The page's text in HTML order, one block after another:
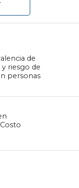
de
riesgo de
personas